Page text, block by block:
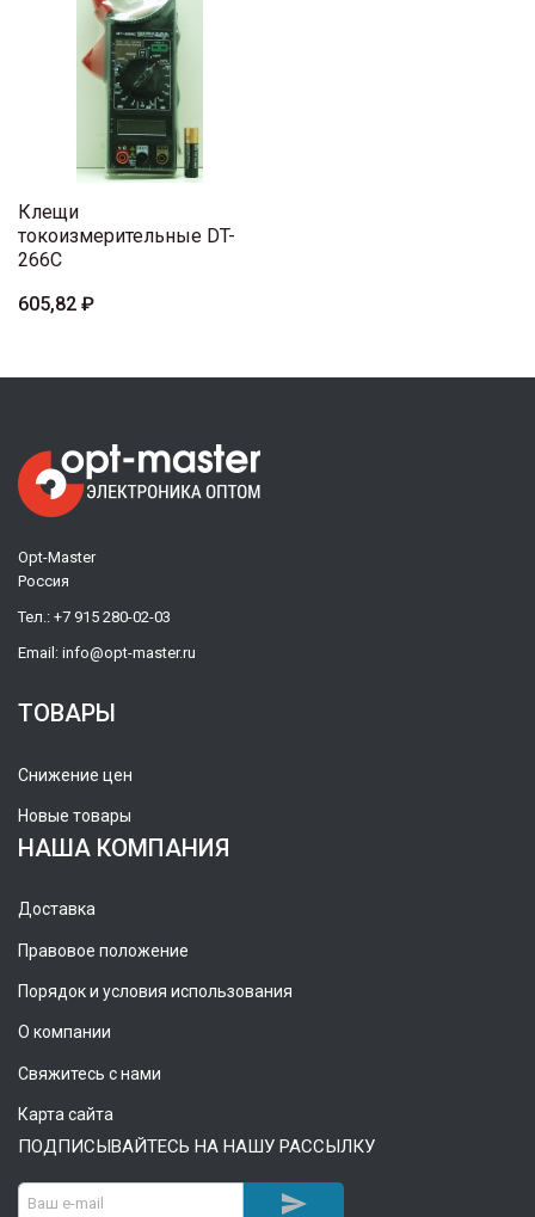
Клещи
токоизмерительные DT-
266C
605,82 ₽
Opt-Master
Россия
Тел.: +7 915 280-02-03
Email: info@opt-master.ru
ТОВАРЫ
Снижение цен
Новые товары
НАША КОМПАНИЯ
Доставка
Правовое положение
Порядок и условия использования
О компании
Свяжитесь с нами
Карта сайта
ПОДПИСЫВАЙТЕСЬ НА НАШУ РАССЫЛКУ
